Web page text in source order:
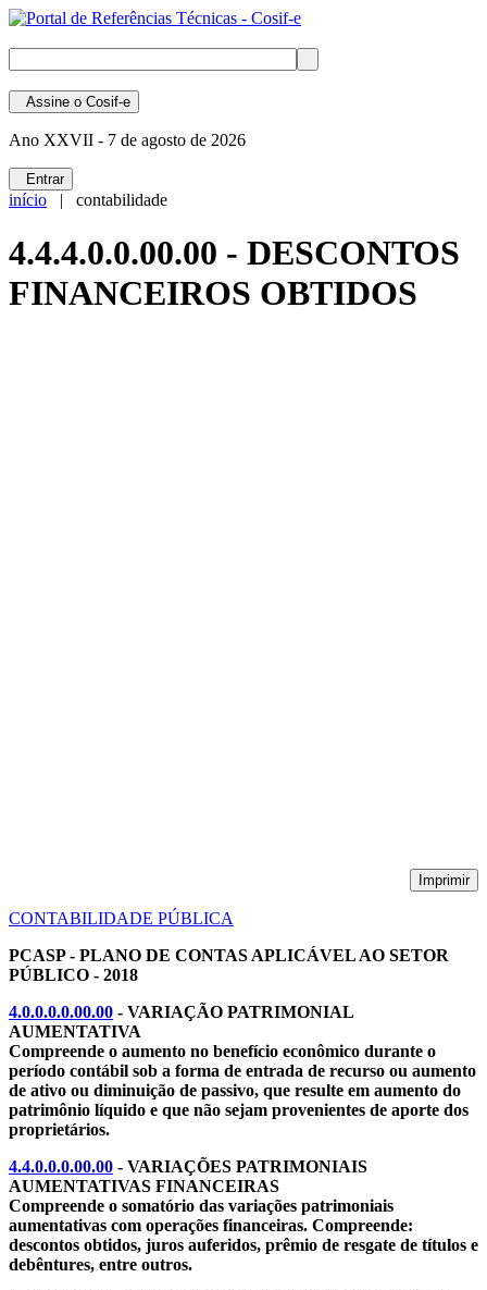
Assine o Cosif-e
Ano XXVII - 7 de agosto de 2026
Entrar
início | contabilidade
4.4.4.0.0.00.00 - DESCONTOS
FINANCEIROS OBTIDOS
Imprimir
CONTABILIDADE PÚBLICA
PCASP - PLANO DE CONTAS APLICÁVEL AO SETOR
PÚBLICO - 2018
4.0.0.0.0.00.00 - VARIAÇÃO PATRIMONIAL
AUMENTATIVA
Compreende o aumento no benefício econômico durante o
período contábil sob a forma de entrada de recurso ou aumento
de ativo ou diminuição de passivo, que resulte em aumento do
patrimônio líquido e que não sejam provenientes de aporte dos
proprietários.
4.4.0.0.0.00.00 - VARIAÇÕES PATRIMONIAIS
AUMENTATIVAS FINANCEIRAS
Compreende o somatório das variações patrimoniais
aumentativas com operações financeiras. Compreende:
descontos obtidos, juros auferidos, prêmio de resgate de títulos e
debêntures, entre outros.